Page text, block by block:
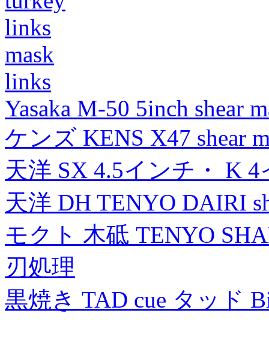
links
mask
links
Yasaka M-50 5inch shear
ケンズ KENS X47 shear
天洋 SX 4.5インチ・ K
天洋 DH TENYO DAIRI
モクト 木砥 TENYO
刃処理
黒焼き TAD cue タッド